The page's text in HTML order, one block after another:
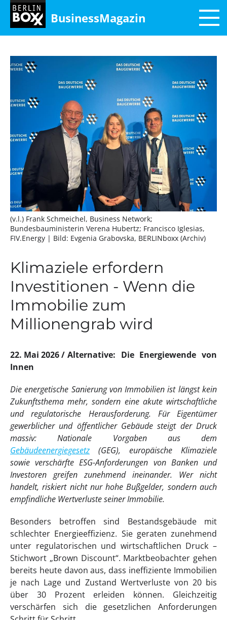
BusinessMagazin
(v.l.) Frank Schmeichel, Business Network;
Bundesbauministerin Verena Hubertz; Francisco Iglesias,
FIV.Energy | Bild: Evgenia Grabovska, BERLINboxx (Archiv)
Klimaziele erfordern
Investitionen - Wenn die
Immobilie zum
Millionengrab wird
22. Mai 2026
Alternative: Die Energiewende von
Innen
Die energetische Sanierung von Immobilien ist längst kein
Zukunftsthema mehr, sondern eine akute wirtschaftliche
und regulatorische Herausforderung. Für Eigentümer
gewerblicher und öffentlicher Gebäude steigt der Druck
massiv: Nationale Vorgaben aus dem
Gebäudeenergiegesetz (GEG), europäische Klimaziele
sowie verschärfte ESG-Anforderungen von Banken und
Investoren greifen zunehmend ineinander. Wer nicht
handelt, riskiert nicht nur hohe Bußgelder, sondern auch
empfindliche Wertverluste seiner Immobilie.
Besonders betroffen sind Bestandsgebäude mit
schlechter Energieeffizienz. Sie geraten zunehmend
unter regulatorischen und wirtschaftlichen Druck –
Stichwort „Brown Discount“. Marktbeobachter gehen
bereits heute davon aus, dass ineffiziente Immobilien
je nach Lage und Zustand Wertverluste von 20 bis
über 30 Prozent erleiden können. Gleichzeitig
verschärfen sich die gesetzlichen Anforderungen